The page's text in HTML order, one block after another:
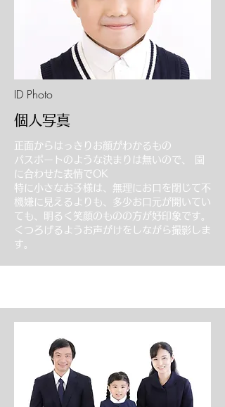
ID Photo
個人写真
正面からはっきりお顔がわかるもの
パスポートのような決まりは無いので、 園
に合わせた表情でOK
特に小さなお子様は、無理にお口を閉じて不
機嫌に見えるよりも、多少お口元が開いてい
ても、明るく笑顔のものの方が好印象です。
くつろげるようお声がけをしながら撮影しま
す。